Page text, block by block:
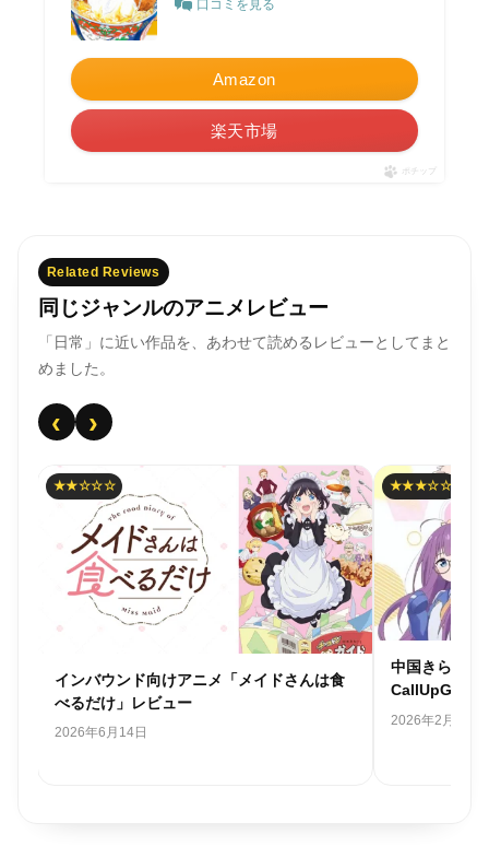
口コミを見る
Amazon
楽天市場
ポチップ
Related Reviews
同じジャンルのアニメレビュー
「日常」に近い作品を、あわせて読めるレビューとしてまと
めました。
‹ ›
★★☆☆☆
インバウンド向けアニメ「メイドさんは食
べるだけ」レビュー
2026年6月14日
★★★☆☆
中国きらら日
CallUpGirls
2026年2月27日